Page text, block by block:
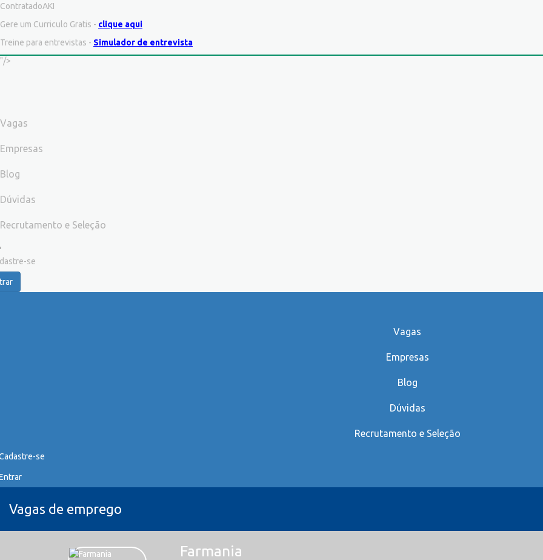
ContratadoAKI
Gere um Curriculo Gratis - clique aqui
Treine para entrevistas - Simulador de entrevista
"/>
Vagas
Empresas
Blog
Dúvidas
Recrutamento e Seleção
se
Vagas
Empresas
Blog
Dúvidas
Recrutamento e Seleção
se
Vagas de emprego
Farmania